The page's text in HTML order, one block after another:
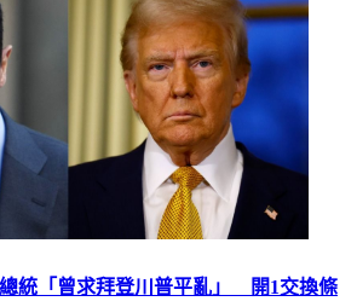
統「曾求拜登川普平亂」 開1交換條